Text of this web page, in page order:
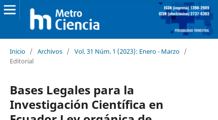
Inicio / Archivos / Vol. 31 Núm. 1 (2023): Enero - Marzo /
Editorial
Bases Legales para la
Investigación Científica en